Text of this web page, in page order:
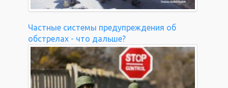
Частные системы предупреждения об
обстрелах - что дальше?